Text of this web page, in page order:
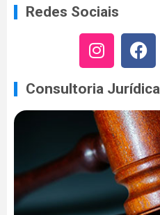
Redes Sociais
Consultoria Jurídica